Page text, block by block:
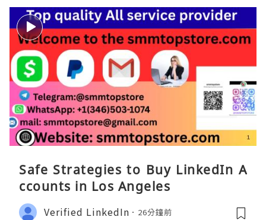
Safe Strategies to Buy LinkedIn A
ccounts in Los Angeles
Verified LinkedIn 26分鐘前